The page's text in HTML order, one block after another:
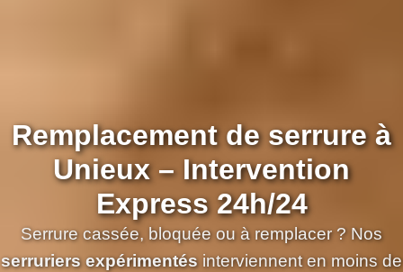
Remplacement de serrure à
Unieux – Intervention
Express 24h/24
Serrure cassée, bloquée ou à remplacer ? Nos
serruriers expérimentésinterviennent en moins de